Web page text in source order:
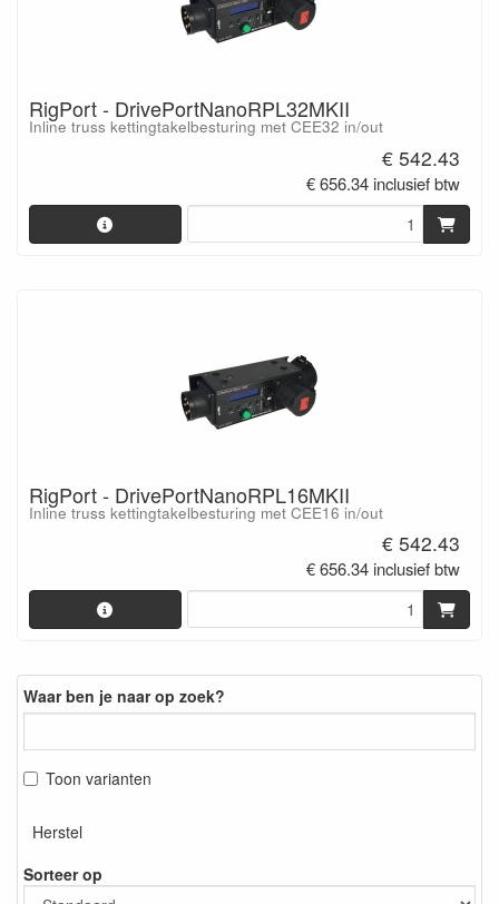
Waar ben je naar op zoek?
Toon varianten
Herstel
Sorteer op
RigPort - DrivePortNanoRPL32MKII
Inline truss kettingtakelbesturing met CEE32 in/out
€ 542.43
€ 656.34 inclusief btw
RigPort - DrivePortNanoRPL16MKII
Inline truss kettingtakelbesturing met CEE16 in/out
€ 542.43
€ 656.34 inclusief btw